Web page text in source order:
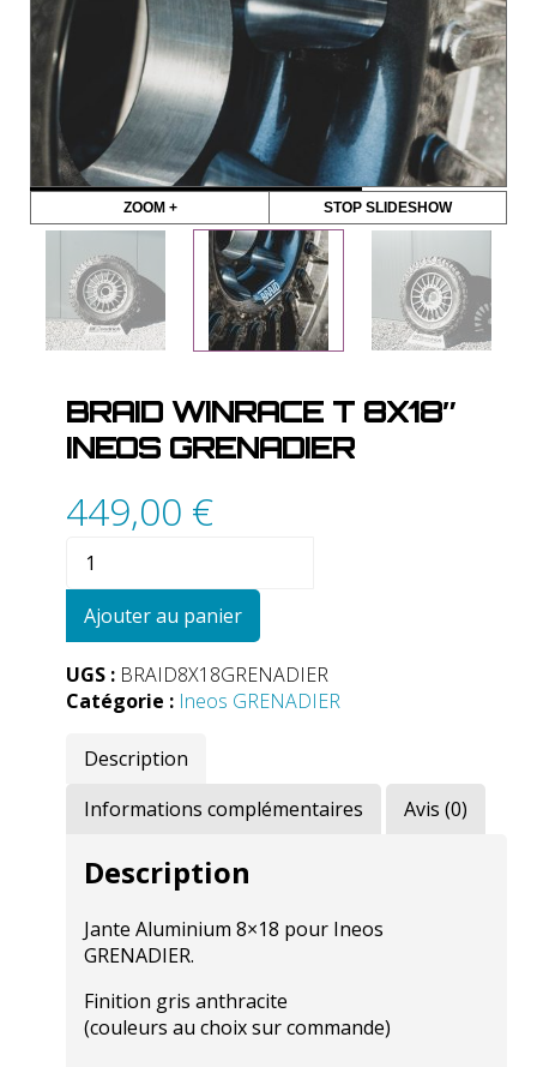
ZOOM + STOP SLIDESHOW
BRAID WINRACE T 8X18″
INEOS GRENADIER
449,00 €
WINRACE
8X18"
Ineos
Ajouter au panier
UGS : BRAID8X18GRENADIER
Catégorie : Ineos GRENADIER
Description
Informations complémentaires
Avis (0)
Description
Jante Aluminium 8×18 pour Ineos
GRENADIER.
Finition gris anthracite
(couleurs au choix sur commande)